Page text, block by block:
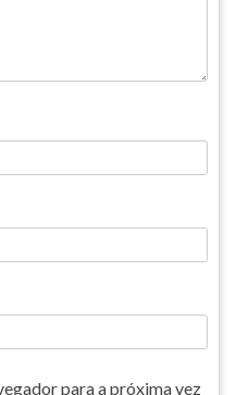
para a próxima vez